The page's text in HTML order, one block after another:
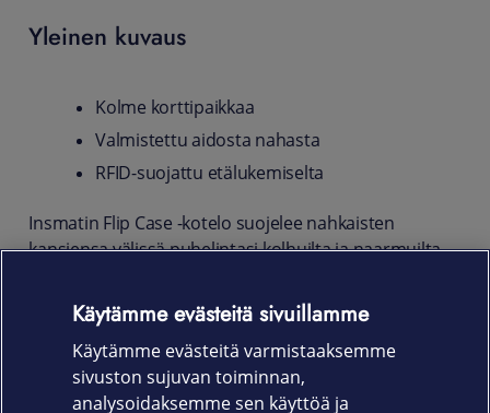
Yleinen kuvaus
Kolme korttipaikkaa
Valmistettu aidosta nahasta
RFID-suojattu etälukemiselta
Insmatin Flip Case -kotelo suojelee nahkaisten
kansiensa välissä puhelintasi kolhuilta ja naarmuilta.
suojakotelo kuljettaa mukanaan lisäksi luottokortit ja
pikkulappuset - ekstraturvallisesti. Korttipaikat on
nimittäin RFID-suojattu etälukemiselta.
Tuotekoodi:
Käytämme evästeitä sivuillamme
Käytämme evästeitä varmistaaksemme
sivuston sujuvan toiminnan,
analysoidaksemme sen käyttöä ja